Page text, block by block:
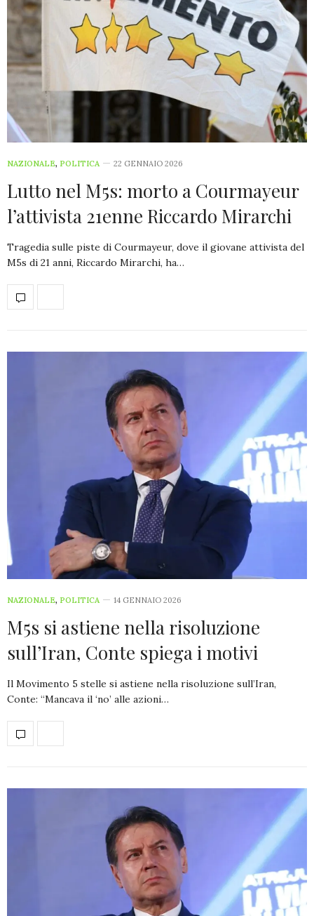
NAZIONALE, POLITICA 22 GENNAIO 2026
Lutto nel M5s: morto a Courmayeur
l’attivista 21enne Riccardo Mirarchi
Tragedia sulle piste di Courmayeur, dove il giovane attivista del
M5s di 21 anni, Riccardo Mirarchi, ha…
NAZIONALE, POLITICA 14 GENNAIO 2026
M5s si astiene nella risoluzione
sull’Iran, Conte spiega i motivi
Il Movimento 5 stelle si astiene nella risoluzione sull’Iran,
Conte: “Mancava il ‘no’ alle azioni…